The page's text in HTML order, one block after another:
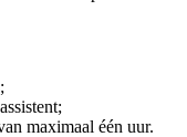
maximaal één uur.